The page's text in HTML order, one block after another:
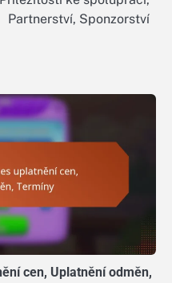
Partnerství, Sponzorství
cen, Uplatnění odměn,